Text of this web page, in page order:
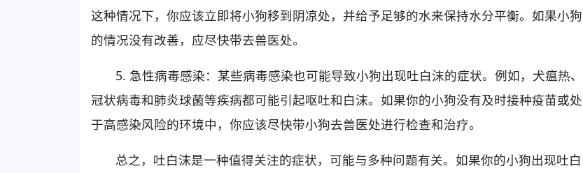
这种情况下，你应该立即将小狗移到阴凉处，并给予足够的水来保持水分平衡。如果小狗
的情况没有改善，应尽快带去兽医处。
5. 急性病毒感染：某些病毒感染也可能导致小狗出现吐白沫的症状。例如，犬瘟热、
冠状病毒和肺炎球菌等疾病都可能引起呕吐和白沫。如果你的小狗没有及时接种疫苗或处
于高感染风险的环境中，你应该尽快带小狗去兽医处进行检查和治疗。
总之，吐白沫是一种值得关注的症状，可能与多种问题有关。如果你的小狗出现吐白